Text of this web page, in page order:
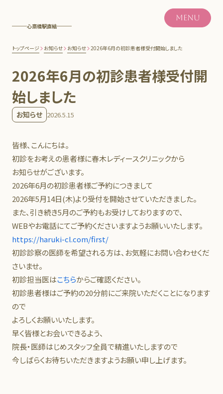
心斎橋駅直結
MENU
トップページ お知らせ お知らせ 2026年6月の初診患者様受付開始しました
2026年6月の初診患者様受付開
始しました
お知らせ 2026.5.15
皆様、こんにちは。
初診をお考えの患者様に春木レディースクリニックから
お知らせがございます。
2026年6月の初診患者様ご予約につきまして
2026年5月14日(木)より受付を開始させていただきました。
また、引き続き5月のご予約もお受けしておりますので、
WEBやお電話にてご予約くださいますようお願いいたします。
https://haruki-cl.com/first/
初診診察の医師を希望される方は、お気軽にお問い合わせくだ
さいませ。
初診担当医はこちらからご確認ください。
初診患者様はご予約の20分前にご来院いただくことになります
ので
よろしくお願いいたします。
早く皆様とお会いできるよう、
院長・医師はじめスタッフ全員で精進いたしますので
今しばらくお待ちいただきますようお願い申し上げます。